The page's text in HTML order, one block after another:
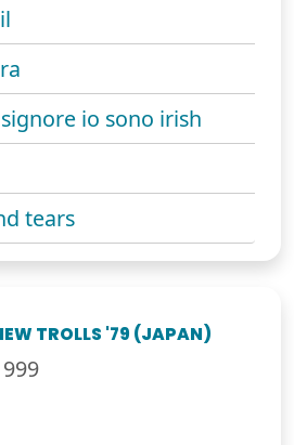
io sono irish
tears
TROLLS '79 (JAPAN)